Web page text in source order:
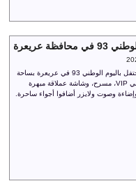
عريعرة
ترفيه الشرقية تحتفل باليوم الوطني 93 في عريعرة بساحة
مفتوحة، مع كراسي VIP، مسرح، وشاشة عملاقة مبهرة
وصوت ولايزر أضافوا أجواء ساحرة.